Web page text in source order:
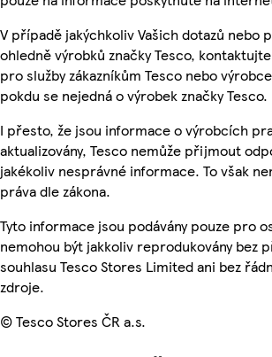
V případě jakýchkoliv Vašich dotazů nebo
ohledně výrobků značky Tesco,
pro služby zákazníkům Tesco nebo
pokdu se nejedná o výrobek značky Tesco.
I přesto, že jsou informace o výrobcích
aktualizovány, Tesco nemůže přijmout
jakékoliv nesprávné informace. To však
práva dle zákona.
Tyto informace jsou podávány pouze pro
nemohou být jakkoliv reprodukovány bez
souhlasu Tesco Stores Limited ani bez
zdroje.
© Tesco Stores ČR a.s.